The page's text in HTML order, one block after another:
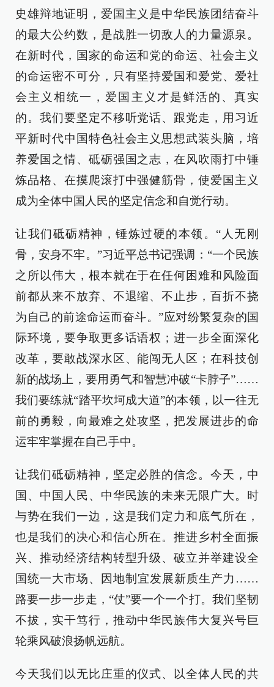
史雄辩地证明，爱国主义是中华民族团结奋斗
的最大公约数，是战胜一切敌人的力量源泉。
在新时代，国家的命运和党的命运、社会主义
的命运密不可分，只有坚持爱国和爱党、爱社
会主义相统一，爱国主义才是鲜活的、真实
的。我们要坚定不移听党话、跟党走，用习近
平新时代中国特色社会主义思想武装头脑，培
养爱国之情、砥砺强国之志，在风吹雨打中锤
炼品格、在摸爬滚打中强健筋骨，使爱国主义
成为全体中国人民的坚定信念和自觉行动。
让我们砥砺精神，锤炼过硬的本领。“人无刚
骨，安身不牢。”习近平总书记强调：“一个民族
之所以伟大，根本就在于在任何困难和风险面
前都从来不放弃、不退缩、不止步，百折不挠
为自己的前途命运而奋斗。”应对纷繁复杂的国
际环境，要争取更多话语权；进一步全面深化
改革，要敢战深水区、能闯无人区；在科技创
新的战场上，要用勇气和智慧冲破“卡脖子”……
我们要练就“踏平坎坷成大道”的本领，以一往无
前的勇毅，向最难之处攻坚，把发展进步的命
运牢牢掌握在自己手中。
让我们砥砺精神，坚定必胜的信念。今天，中
国、中国人民、中华民族的未来无限广大。时
与势在我们一边，这是我们定力和底气所在，
也是我们的决心和信心所在。推进乡村全面振
兴、推动经济结构转型升级、破立并举建设全
国统一大市场、因地制宜发展新质生产力……
路要一步一步走，“仗”要一个一个打。我们坚韧
不拔，实干笃行，推动中华民族伟大复兴号巨
轮乘风破浪扬帆远航。
今天我们以无比庄重的仪式、以全体人民的共